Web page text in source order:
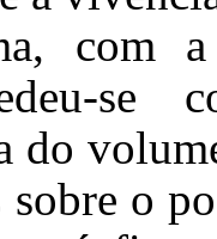
com
se
do
o